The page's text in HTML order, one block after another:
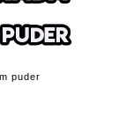
puder